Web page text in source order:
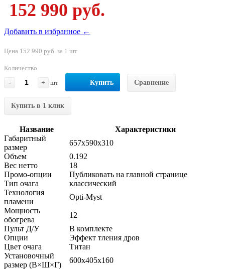
152 990 руб.
Добавить в избранное ←
Цена 152 990 руб. за 1 шт
Количество
-
+ шт Купить Сравнение
Купить в 1 клик
Название
Характеристики
Габаритный
размер
657x590x310
Объем
0.192
Вес нетто
18
Промо-опции
Публиковать на главной странице
Тип очага
классический
Технология
пламени
Opti-Myst
Мощность
обогрева
12
Пульт Д/У
В комплекте
Опции
Эффект тления дров
Цвет очага
Титан
Установочный
размер (В×Ш×Г)
600х405х160